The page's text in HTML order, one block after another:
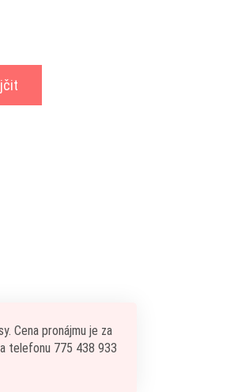
Cena pronájmu je za
telefonu 775 438 933